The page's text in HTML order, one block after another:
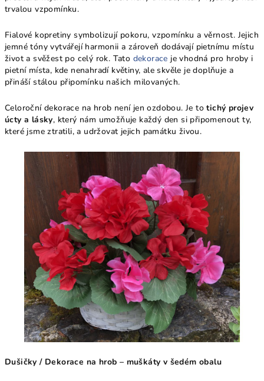
trvalou vzpomínku.
Fialové kopretiny symbolizují pokoru, vzpomínku a věrnost. Jejich
jemné tóny vytvářejí harmonii a zároveň dodávají pietnímu místu
život a svěžest po celý rok. Tato dekorace je vhodná pro hroby i
pietní místa, kde nenahradí květiny, ale skvěle je doplňuje a
přináší stálou připomínku našich milovaných.
Celoroční dekorace na hrob není jen ozdobou. Je totichý projev
úcty a lásky, který nám umožňuje každý den si připomenout ty,
které jsme ztratili, a udržovat jejich památku živou.
Dušičky / Dekorace na hrob – muškáty v šedém obalu